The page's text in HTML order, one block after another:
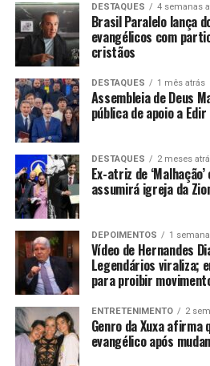
DESTAQUES 4 semanas
Brasil Paralelo lança
evangélicos com
cristãos
DESTAQUES 1 mês atrás
Assembleia de Deus
pública de apoio a
DESTAQUES 2 meses
Ex-atriz de
assumirá igreja da
DEPOIMENTOS 1
Vídeo de Hernandes
Legendários viraliza;
para proibir
ENTRETENIMENTO 2
Genro da Xuxa afirma
evangélico após